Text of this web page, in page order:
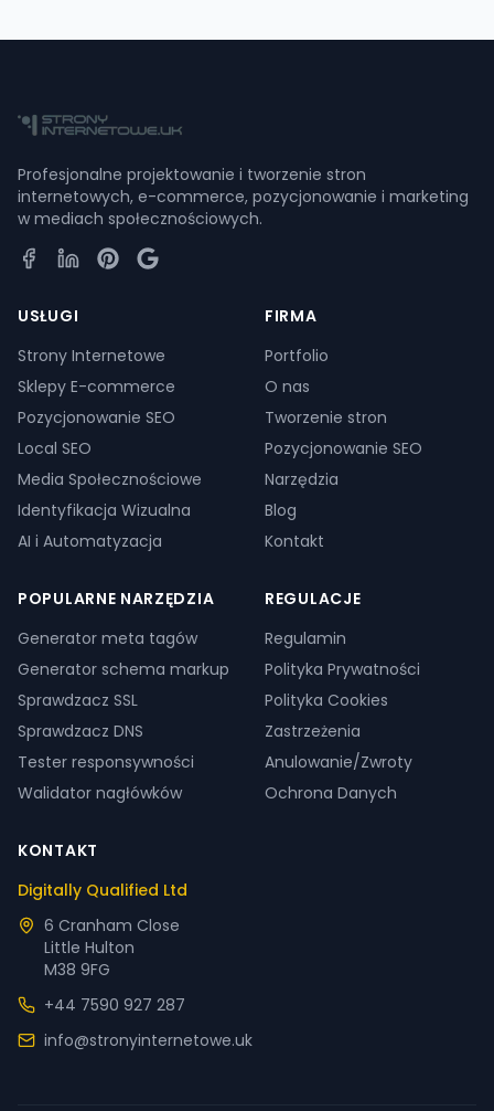
Profesjonalne projektowanie i tworzenie stron
internetowych, e-commerce, pozycjonowanie i marketing
w mediach społecznościowych.
USŁUGI
Strony Internetowe
Sklepy E-commerce
Pozycjonowanie SEO
Local SEO
Media Społecznościowe
Identyfikacja Wizualna
AI i Automatyzacja
FIRMA
Portfolio
O nas
Tworzenie stron
Pozycjonowanie SEO
Narzędzia
Blog
Kontakt
POPULARNE NARZĘDZIA
Generator meta tagów
Generator schema markup
Sprawdzacz SSL
Sprawdzacz DNS
Tester responsywności
Walidator nagłówków
REGULACJE
Regulamin
Polityka Prywatności
Polityka Cookies
Zastrzeżenia
Anulowanie/Zwroty
Ochrona Danych
KONTAKT
Digitally Qualified Ltd
6 Cranham Close
Little Hulton
M38 9FG
+44 7590 927 287
info@stronyinternetowe.uk